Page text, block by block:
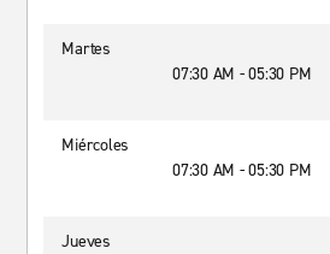
Martes
07:30 AM - 05:30 PM
Miércoles
07:30 AM - 05:30 PM
Jueves